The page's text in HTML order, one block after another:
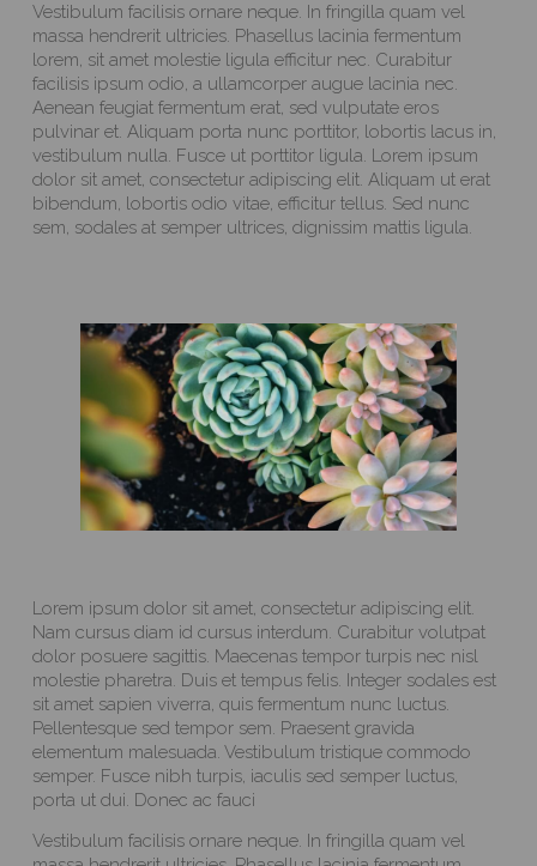
Vestibulum facilisis ornare neque. In fringilla quam vel
massa hendrerit ultricies. Phasellus lacinia fermentum
lorem, sit amet molestie ligula efficitur nec. Curabitur
facilisis ipsum odio, a ullamcorper augue lacinia nec.
Aenean feugiat fermentum erat, sed vulputate eros
pulvinar et. Aliquam porta nunc porttitor, lobortis lacus in,
vestibulum nulla. Fusce ut porttitor ligula. Lorem ipsum
dolor sit amet, consectetur adipiscing elit. Aliquam ut erat
bibendum, lobortis odio vitae, efficitur tellus. Sed nunc
sem, sodales at semper ultrices, dignissim mattis ligula.
Lorem ipsum dolor sit amet, consectetur adipiscing elit.
Nam cursus diam id cursus interdum. Curabitur volutpat
dolor posuere sagittis. Maecenas tempor turpis nec nisl
molestie pharetra. Duis et tempus felis. Integer sodales est
sit amet sapien viverra, quis fermentum nunc luctus.
Pellentesque sed tempor sem. Praesent gravida
elementum malesuada. Vestibulum tristique commodo
semper. Fusce nibh turpis, iaculis sed semper luctus,
porta ut dui. Donec ac fauci
Vestibulum facilisis ornare neque. In fringilla quam vel